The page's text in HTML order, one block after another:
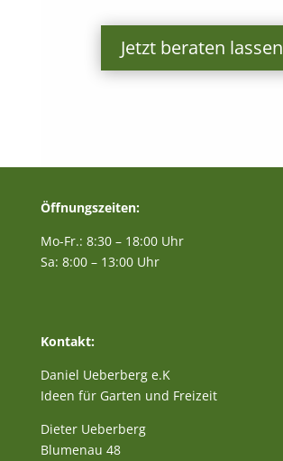
Jetzt beraten lassen
Öffnungszeiten:
Mo-Fr.: 8:30 – 18:00 Uhr
Sa: 8:00 – 13:00 Uhr
Kontakt:
Daniel Ueberberg e.K
Ideen für Garten und Freizeit
Dieter Ueberberg
Blumenau 48